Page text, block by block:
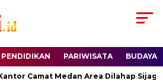
PENDIDIKAN PARIWISATA BUDAYA
Camat Medan Area Dilahap Sijago